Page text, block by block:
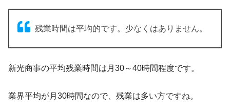
残業時間は平均的です。少なくはありません。
新光商事の平均残業時間は月30～40時間程度です。
業界平均が月30時間なので、残業は多い方ですね。